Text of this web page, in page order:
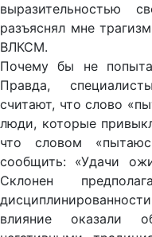
выразительностью
разъяснял мне
ВЛКСМ.
Почему бы не
Правда,
считают, что слово
люди, которые
что словом
сообщить: «Удачи
Склонен
влияние оказали